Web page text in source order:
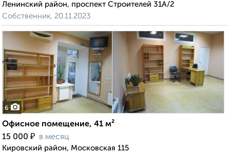
Ленинский район, проспект Строителей 31А/2
Собственник, 20.11.2023
6
Офисное помещение, 41 м²
15 000 ₽ в месяц
Кировский район, Московская 115